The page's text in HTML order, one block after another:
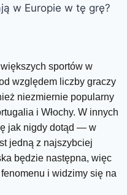
sportów w
względem liczby graczy
niezmiernie popularny
i Włochy. W innych
jak nigdy dotąd — w
jedną z najszybciej
będzie następna, więc
i widzimy się na